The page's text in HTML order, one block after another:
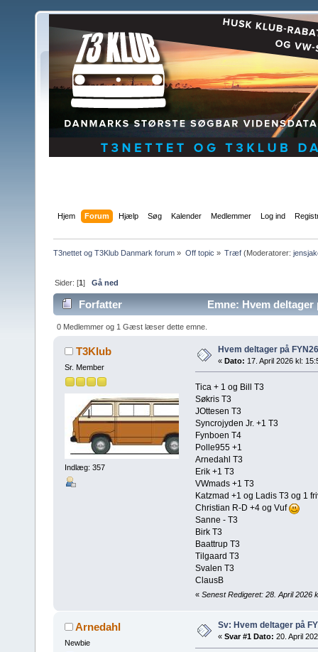
Hjem Forum Hjælp Søg Kalender Medlemmer Log ind
T3nettet og T3Klub Danmark forum » Off topic » Træf(Moderatorer:
Sider: [1]Gå ned
Forfatter Emne: Hvem
0 Medlemmer og 1 Gæst læser dette emne.
T3Klub
Sr. Member
Indlæg: 357
Hvem deltager på
« Dato: 17. April 2026 kl:
Tica + 1 og Bill T3
Søkris T3
JOttesen T3
Syncrojyden Jr. +1 T3
Fynboen T4
Polle955 +1
Arnedahl T3
Erik +1 T3
VWmads +1 T3
Katzmad +1 og Ladis T3 og 1
Christian R-D +4 og Vuf
Sanne - T3
Birk T3
Baattrup T3
Tilgaard T3
Svalen T3
ClausB
« Senest Redigeret: 28. April 2026
Arnedahl
Newbie
Sv: Hvem deltager på
« Svar #1 Dato: 20. April